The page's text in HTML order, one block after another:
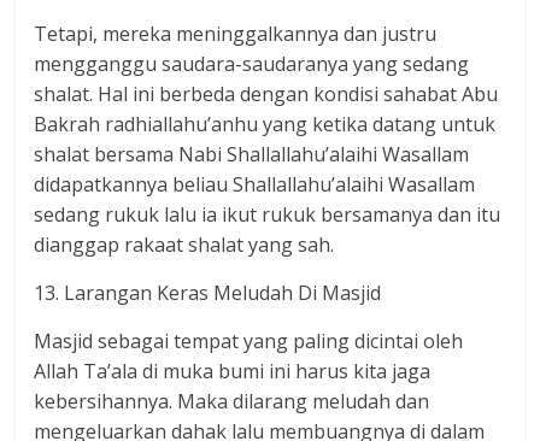
Tetapi, mereka meninggalkannya dan justru
mengganggu saudara-saudaranya yang sedang
shalat. Hal ini berbeda dengan kondisi sahabat Abu
Bakrah radhiallahu’anhu yang ketika datang untuk
shalat bersama Nabi Shallallahu’alaihi Wasallam
didapatkannya beliau Shallallahu’alaihi Wasallam
sedang rukuk lalu ia ikut rukuk bersamanya dan itu
dianggap rakaat shalat yang sah.
13. Larangan Keras Meludah Di Masjid
Masjid sebagai tempat yang paling dicintai oleh
Allah Ta’ala di muka bumi ini harus kita jaga
kebersihannya. Maka dilarang meludah dan
mengeluarkan dahak lalu membuangnya di dalam